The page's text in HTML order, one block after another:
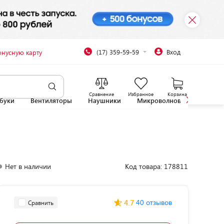
карту (17) 359-59-59 Вход
Сравнение Избранное Корзина
Вентиляторы Наушники Микроволновые печи
Нет в наличии Код товара: 178811
Сравнить 4.7 40 отзывов